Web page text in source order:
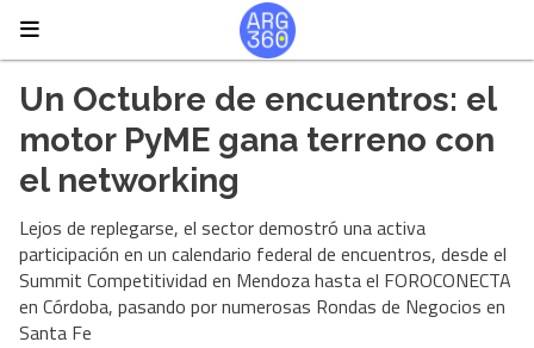
Un Octubre de encuentros: el
motor PyME gana terreno con
el networking
Lejos de replegarse, el sector demostró una activa
participación en un calendario federal de encuentros, desde el
Summit Competitividad en Mendoza hasta el FOROCONECTA
en Córdoba, pasando por numerosas Rondas de Negocios en
Santa Fe